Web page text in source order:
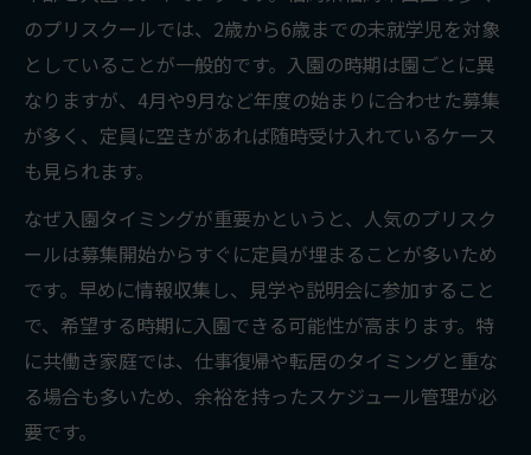
のプリスクールでは、2歳から6歳までの未就学児を対象
としていることが一般的です。入園の時期は園ごとに異
なりますが、4月や9月など年度の始まりに合わせた募集
が多く、定員に空きがあれば随時受け入れているケース
も見られます。
なぜ入園タイミングが重要かというと、人気のプリスク
ールは募集開始からすぐに定員が埋まることが多いため
です。早めに情報収集し、見学や説明会に参加すること
で、希望する時期に入園できる可能性が高まります。特
に共働き家庭では、仕事復帰や転居のタイミングと重な
る場合も多いため、余裕を持ったスケジュール管理が必
要です。